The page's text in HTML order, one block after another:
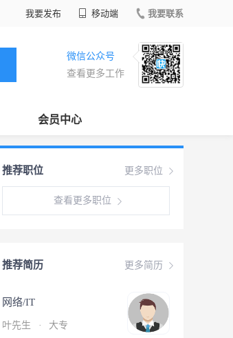
我要发布 移动端 我要联系
微信公众号
查看更多工作
会员中心
更多职位
推荐职位
查看更多职位
更多简历
推荐简历
网络/IT
叶先生 · 大专